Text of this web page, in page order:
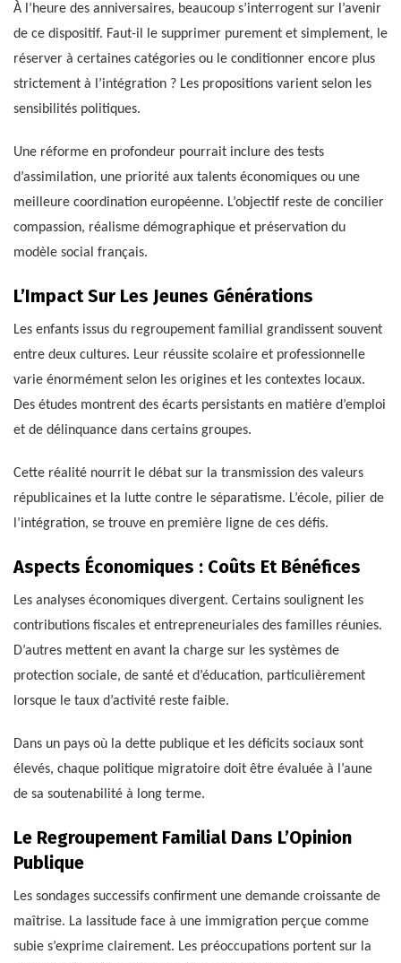
À l’heure des anniversaires, beaucoup s’interrogent sur l’avenir
de ce dispositif. Faut-il le supprimer purement et simplement, le
réserver à certaines catégories ou le conditionner encore plus
strictement à l’intégration ? Les propositions varient selon les
sensibilités politiques.
Une réforme en profondeur pourrait inclure des tests
d’assimilation, une priorité aux talents économiques ou une
meilleure coordination européenne. L’objectif reste de concilier
compassion, réalisme démographique et préservation du
modèle social français.
L’Impact Sur Les Jeunes Générations
Les enfants issus du regroupement familial grandissent souvent
entre deux cultures. Leur réussite scolaire et professionnelle
varie énormément selon les origines et les contextes locaux.
Des études montrent des écarts persistants en matière d’emploi
et de délinquance dans certains groupes.
Cette réalité nourrit le débat sur la transmission des valeurs
républicaines et la lutte contre le séparatisme. L’école, pilier de
l’intégration, se trouve en première ligne de ces défis.
Aspects Économiques : Coûts Et Bénéfices
Les analyses économiques divergent. Certains soulignent les
contributions fiscales et entrepreneuriales des familles réunies.
D’autres mettent en avant la charge sur les systèmes de
protection sociale, de santé et d’éducation, particulièrement
lorsque le taux d’activité reste faible.
Dans un pays où la dette publique et les déficits sociaux sont
élevés, chaque politique migratoire doit être évaluée à l’aune
de sa soutenabilité à long terme.
Le Regroupement Familial Dans L’Opinion
Publique
Les sondages successifs confirment une demande croissante de
maîtrise. La lassitude face à une immigration perçue comme
subie s’exprime clairement. Les préoccupations portent sur la